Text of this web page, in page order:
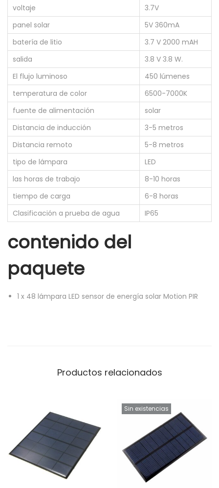
voltaje
3.7V
panel solar
5V 360mA
batería de litio
3.7 V 2000 mAH
salida
3.8 V 3.8 W.
El flujo luminoso
450 lúmenes
temperatura de color
6500-7000K
fuente de alimentación
solar
Distancia de inducción
3-5 metros
Distancia remoto
5-8 metros
tipo de lámpara
LED
las horas de trabajo
8-10 horas
tiempo de carga
6-8 horas
Clasificación a prueba de agua
IP65
contenido del
paquete
1 x 48 lámpara LED sensor de energía solar Motion PIR
Productos relacionados
Sin existencias